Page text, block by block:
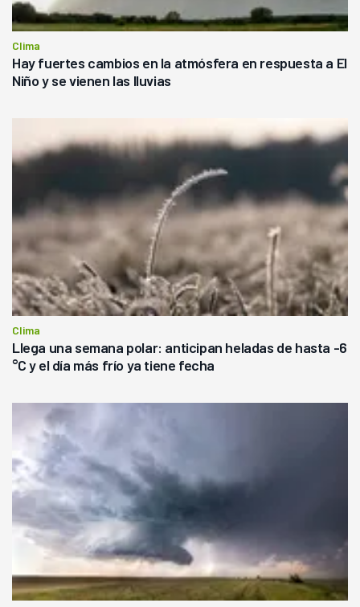
Clima
Hay fuertes cambios en la atmósfera en respuesta a El
Niño y se vienen las lluvias
Clima
Llega una semana polar: anticipan heladas de hasta -6
°C y el día más frío ya tiene fecha